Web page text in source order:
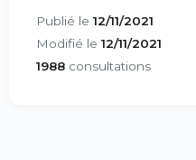
Publié le 12/11/2021
Modifié le 12/11/2021
1988 consultations